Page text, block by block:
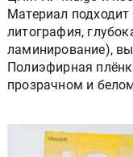
Материал подходит
литография,
ламинирование),
Полиэфирная
прозрачном и